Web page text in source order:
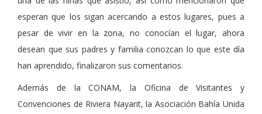
esperan que los sigan acercando a estos lugares, pues a
pesar de vivir en la zona, no conocían el lugar, ahora
desean que sus padres y familia conozcan lo que este día
han aprendido, finalizaron sus comentarios.
Además de la CONAM, la Oficina de Visitantes y
Convenciones de Riviera Nayarit, la Asociación Bahía Unida